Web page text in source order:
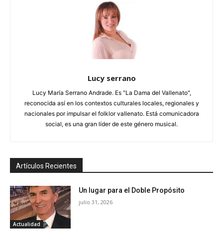
Lucy serrano
Lucy María Serrano Andrade. Es "La Dama del Vallenato",
reconocida así en los contextos culturales locales, regionales y
nacionales por impulsar el folklor vallenato. Está comunicadora
social, es una gran líder de este género musical.
Artículos Recientes
Actualidad
Un lugar para el Doble Propósito
julio 31, 2026